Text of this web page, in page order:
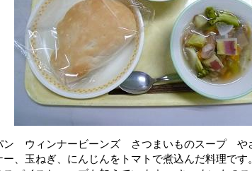
ン ウィンナービーンズ さつまいものスープ や
、玉ねぎ、にんじんをトマトで煮込んだ料理で